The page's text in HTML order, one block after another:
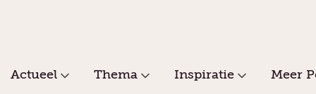
Actueel Thema Inspiratie Meer